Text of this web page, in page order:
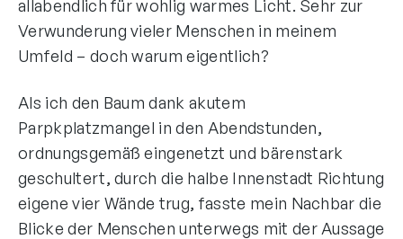
allabendlich für wohlig warmes Licht. Sehr zur
Verwunderung vieler Menschen in meinem
Umfeld – doch warum eigentlich?
Als ich den Baum dank akutem
Parpkplatzmangel in den Abendstunden,
ordnungsgemäß eingenetzt und bärenstark
geschultert, durch die halbe Innenstadt Richtung
eigene vier Wände trug, fasste mein Nachbar die
Blicke der Menschen unterwegs mit der Aussage